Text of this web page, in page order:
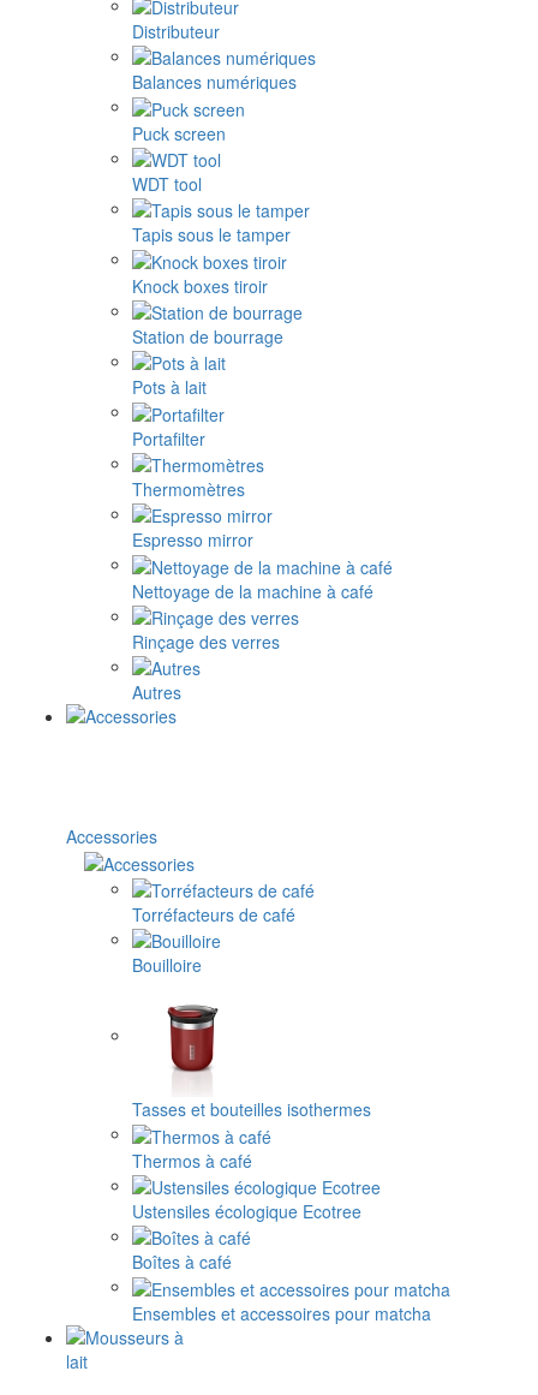
Distributeur
Balances numériques
Puck screen
WDT tool
Tapis sous le tamper
Knock boxes tiroir
Station de bourrage
Pots à lait
Portafilter
Thermomètres
Espresso mirror
Nettoyage de la machine à café
Rinçage des verres
Autres
Accessories
Torréfacteurs de café
Bouilloire
Tasses et bouteilles isothermes
Thermos à café
Ustensiles écologique Ecotree
Boîtes à café
Ensembles et accessoires pour matcha